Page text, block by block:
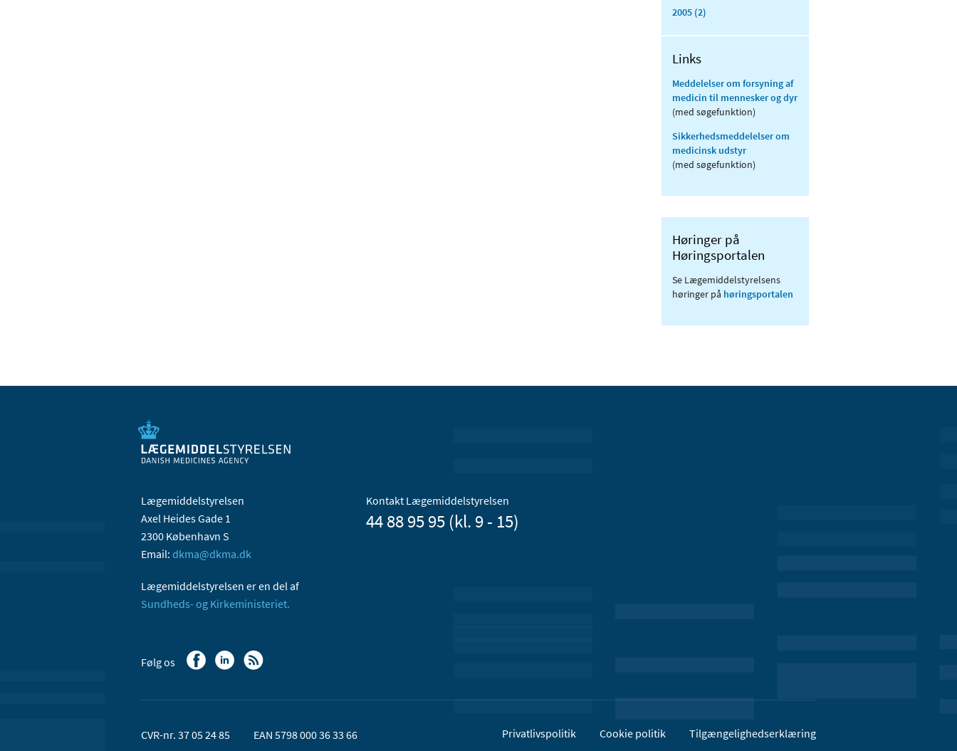
2005 (2)
Links
Meddelelser om forsyning af
medicin til mennesker og dyr
(med søgefunktion)
Sikkerhedsmeddelelser om
medicinsk udstyr
(med søgefunktion)
Høringer på
Høringsportalen
Se Lægemiddelstyrelsens
høringer på høringsportalen
Lægemiddelstyrelsen
Axel Heides Gade 1
2300 København S
Email: dkma@dkma.dk
Lægemiddelstyrelsen er en del af
Sundheds- og Kirkeministeriet.
Kontakt Lægemiddelstyrelsen
44 88 95 95 (kl. 9 - 15)
Følg os
CVR-nr. 37 05 24 85 EAN 5798 000 36 33 66 Privatlivspolitik Cookie politik Tilgængelighedserklæring